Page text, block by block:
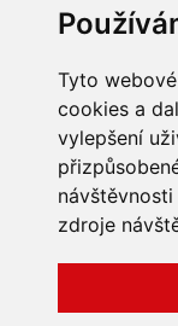
Tyto
cookies a
vylepšení
zdroje
INFORMACE
Obchodní
Zpracování a
osobních údajů
O nás